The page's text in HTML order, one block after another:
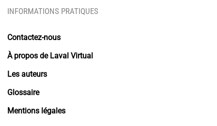
INFORMATIONS PRATIQUES
Contactez-nous
À propos de Laval Virtual
Les auteurs
Glossaire
Mentions légales